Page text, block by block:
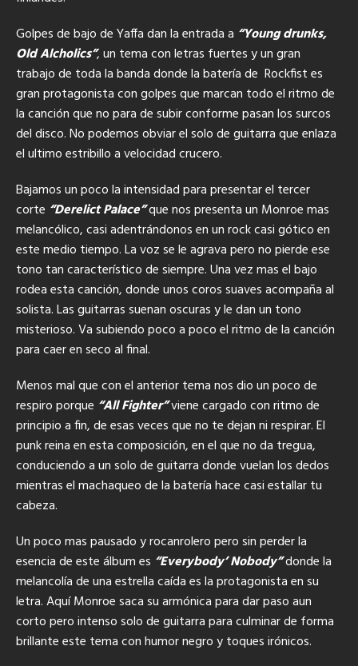
Golpes de bajo de Yaffa dan la entrada a “Young drunks,
Old Alcholics”, un tema con letras fuertes y un gran
trabajo de toda la banda donde la batería de Rockfist es
gran protagonista con golpes que marcan todo el ritmo de
la canción que no para de subir conforme pasan los surcos
del disco. No podemos obviar el solo de guitarra que enlaza
el ultimo estribillo a velocidad crucero.
Bajamos un poco la intensidad para presentar el tercer
corte “Derelict Palace”que nos presenta un Monroe mas
melancólico, casi adentrándonos en un rock casi gótico en
este medio tiempo. La voz se le agrava pero no pierde ese
tono tan característico de siempre. Una vez mas el bajo
rodea esta canción, donde unos coros suaves acompaña al
solista. Las guitarras suenan oscuras y le dan un tono
misterioso. Va subiendo poco a poco el ritmo de la canción
para caer en seco al final.
Menos mal que con el anterior tema nos dio un poco de
respiro porque “All Fighter”viene cargado con ritmo de
principio a fin, de esas veces que no te dejan ni respirar. El
punk reina en esta composición, en el que no da tregua,
conduciendo a un solo de guitarra donde vuelan los dedos
mientras el machaqueo de la batería hace casi estallar tu
cabeza.
Un poco mas pausado y rocanrolero pero sin perder la
esencia de este álbum es “Everybody’ Nobody”donde la
melancolía de una estrella caída es la protagonista en su
letra. Aquí Monroe saca su armónica para dar paso aun
corto pero intenso solo de guitarra para culminar de forma
brillante este tema con humor negro y toques irónicos.